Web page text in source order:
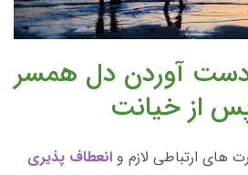
دست آوردن دل همسر
پس از خیانت
های ارتباطی لازم و انعطاف پذیری